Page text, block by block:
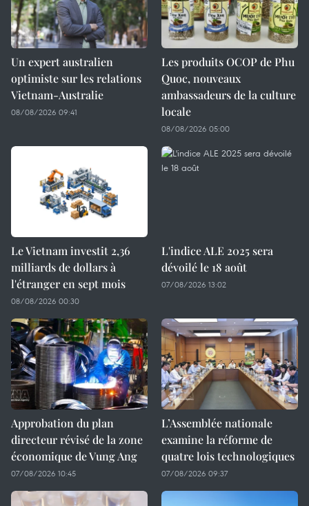
Un expert australien
optimiste sur les relations
Vietnam-Australie
08/08/2026 09:41
Les produits OCOP de Phu
Quoc, nouveaux
ambassadeurs de la culture
locale
08/08/2026 05:00
Le Vietnam investit 2,36
milliards de dollars à
l'étranger en sept mois
08/08/2026 00:30
L'indice ALE 2025 sera
dévoilé le 18 août
07/08/2026 13:02
Approbation du plan
directeur révisé de la zone
économique de Vung Ang
07/08/2026 10:45
L’Assemblée nationale
examine la réforme de
quatre lois technologiques
07/08/2026 09:37